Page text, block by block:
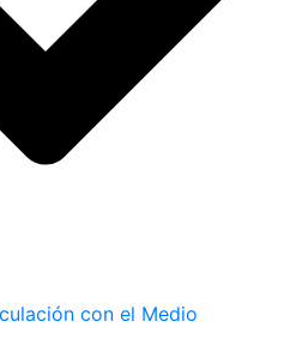
con el Medio